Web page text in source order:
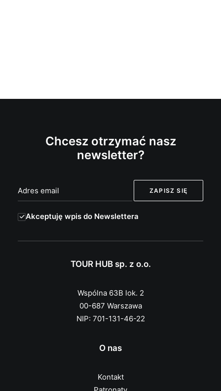
Chcesz otrzymać nasz
newsletter?
Akceptuję wpis do Newslettera
TOUR HUB sp. z o.o.
Wspólna 63B lok. 2
00-687 Warszawa
NIP: 701-131-46-22
O nas
Kontakt